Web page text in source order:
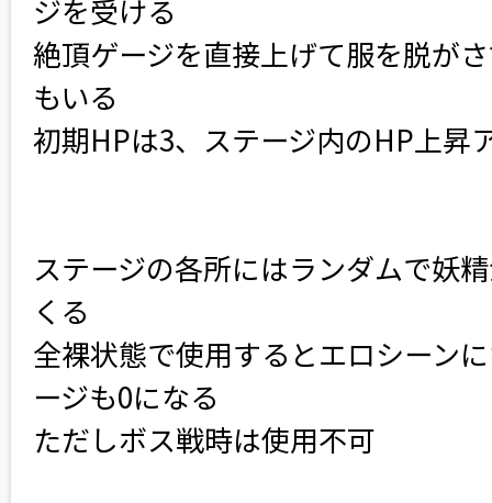
ジを受ける
絶頂ゲージを直接上げて服を脱が
もいる
初期HPは3、ステージ内のHP上昇
ステージの各所にはランダムで妖
くる
全裸状態で使用するとエロシーン
ージも0になる
ただしボス戦時は使用不可